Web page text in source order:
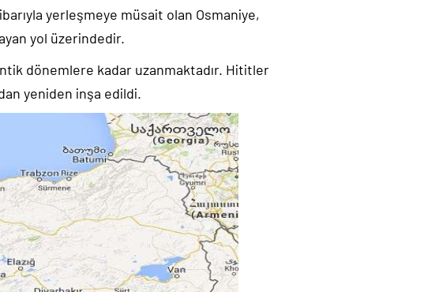
yerleşmeye müsait olan Osmaniye,
yol üzerindedir.
dönemlere kadar uzanmaktadır. Hititler
yeniden inşa edildi.